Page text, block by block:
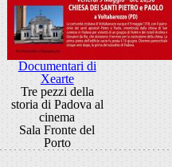
Documentari di
Xearte
Tre pezzi della
storia di Padova al
cinema
Sala Fronte del
Porto